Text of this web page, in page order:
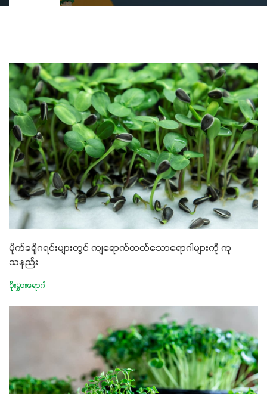
မိုက်ခရိုဂရင်းများတွင် ကျရောက်တတ်သောရောဂါများကို ကု
သနည်း
ပိုးမွှားရောဂါ